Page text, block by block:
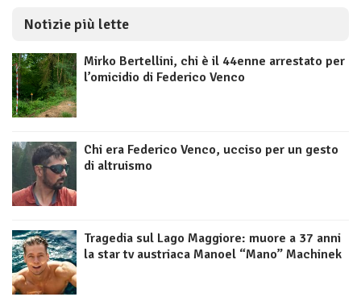
Notizie più lette
Mirko Bertellini, chi è il 44enne arrestato per
l’omicidio di Federico Venco
Chi era Federico Venco, ucciso per un gesto
di altruismo
Tragedia sul Lago Maggiore: muore a 37 anni
la star tv austriaca Manoel “Mano” Machinek